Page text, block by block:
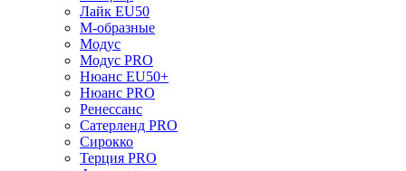
Лайк EU50
М-образные
Модус
Модус PRO
Нюанс EU50+
Нюанс PRO
Ренессанс
Сатерленд PRO
Сирокко
Терция PRO